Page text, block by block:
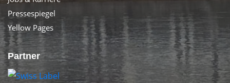
Pressespiegel
Yellow Pages
Partner